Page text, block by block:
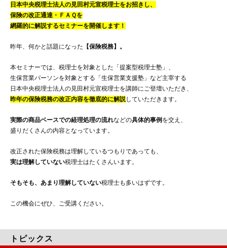
日本中央税理士法人の見田村元宣税理士をお招きし、
保険の改正通達・ＦＡＱを
網羅的に解説するセミナーを開催します！
昨年、何かと話題になった 【保険税務】。
本セミナーでは、税理士を対象とした「提案型税理士塾」、
生保営業パーソンを対象とする「生保営業支援塾」など主宰する
日本中央税理士法人の見田村元宣税理士を講師にご登壇いただき、
昨年の保険税務の改正内容を徹底的に解説していただきます。
実際の商品ベースでの経理処理の流れなどの具体的事例 を交え、
盛りだくさんの内容となっています。
改正された保険税務は理解しているつもりであっても、
実は理解していない税理士はたくさんいます。
そもそも、あまり理解していない税理士も多いはずです。
この機会にぜひ、ご受講ください。
トピックス